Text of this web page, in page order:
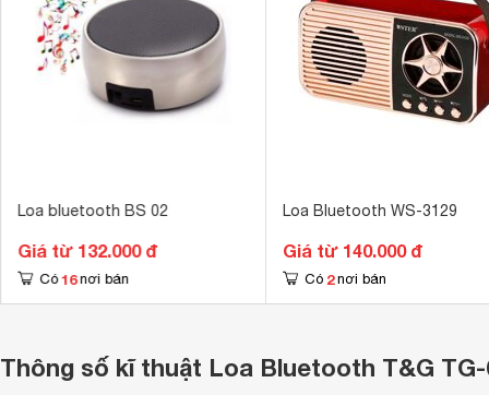
Loa bluetooth BS 02
Giá từ 132.000 đ
Có 16 nơi bán
Loa Bluetooth WS-3129
Giá từ 140.000 đ
Có 2 nơi bán
Thông số kĩ thuật Loa Bluetooth T&G TG-